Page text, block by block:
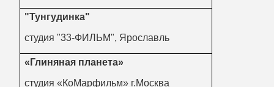
"Тунгудинка"
студия "33-ФИЛЬМ", Ярославль
«Глиняная планета»
студия «КоМарфильм» г.Москва